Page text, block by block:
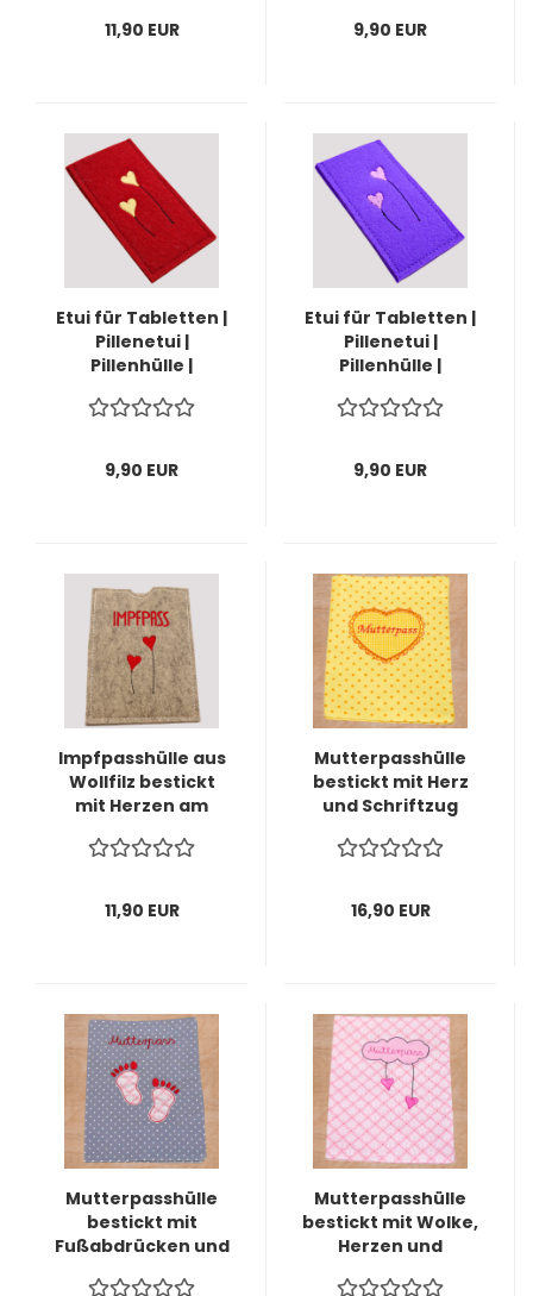
11,90 EUR
9,90 EUR
Etui für Tabletten |
Pillenetui |
Pillenhülle |
bordeaux aus
9,90 EUR
Etui für Tabletten |
Pillenetui |
Pillenhülle |
aus Wollfilz
9,90 EUR
Impfpasshülle aus
Wollfilz bestickt
mit Herzen am
lieferbar-
11,90 EUR
Mutterpasshülle
bestickt mit Herz
und Schriftzug
16,90 EUR
Mutterpasshülle
bestickt mit
Fußabdrücken und
Mutterpasshülle
bestickt mit Wolke,
Herzen und